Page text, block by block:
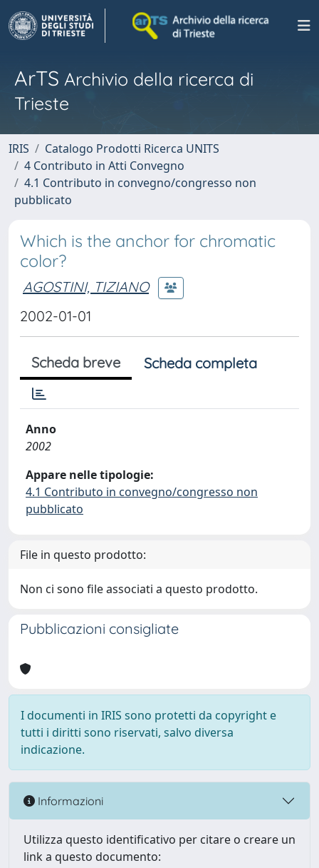
ArTS Archivio della ricerca di
Trieste
IRIS
Catalogo Prodotti Ricerca UNITS
4 Contributo in Atti Convegno
4.1 Contributo in convegno/congresso non
pubblicato
Which is the anchor for chromatic
color?
AGOSTINI, TIZIANO
2002-01-01
Scheda breve Scheda completa
Anno
2002
Appare nelle tipologie:
4.1 Contributo in convegno/congresso non
pubblicato
File in questo prodotto:
Non ci sono file associati a questo prodotto.
Pubblicazioni consigliate
I documenti in IRIS sono protetti da copyright e
tutti i diritti sono riservati, salvo diversa
indicazione.
Informazioni
Utilizza questo identificativo per citare o creare un
link a questo documento: